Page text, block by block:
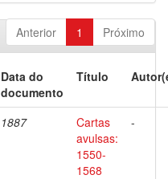
Anterior 1 Próximo
Data do
documento
Título
1887
Cartas
avulsas:
1550-
1568
-